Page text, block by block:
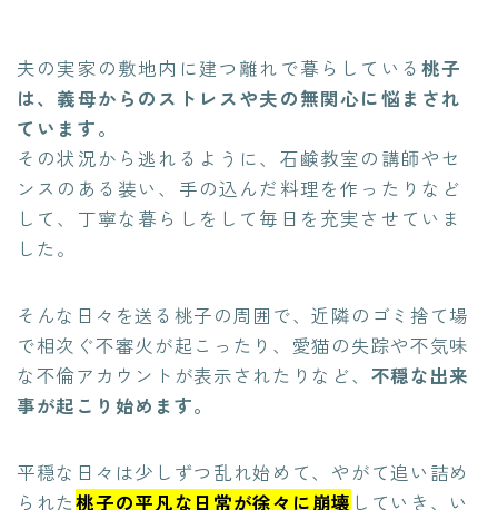
夫の実家の敷地内に建つ離れで暮らしている 桃子
は、義母からのストレスや夫の無関心に悩まされ
ています。
その状況から逃れるように、石鹸教室の講師やセ
ンスのある装い、手の込んだ料理を作ったりなど
して、丁寧な暮らしをして毎日を充実させていま
した。
そんな日々を送る桃子の周囲で、近隣のゴミ捨て場
で相次ぐ不審火が起こったり、愛猫の失踪や不気味
な不倫アカウントが表示されたりなど、 不穏な出来
事が起こり始めます。
平穏な日々は少しずつ乱れ始めて、やがて追い詰め
られた桃子の平凡な日常が徐々に崩壊 していき、い